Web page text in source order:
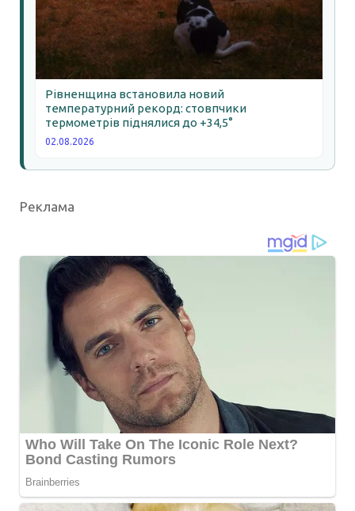
Рівненщина встановила новий
температурний рекорд: стовпчики
термометрів піднялися до +34,5°
02.08.2026
Реклама